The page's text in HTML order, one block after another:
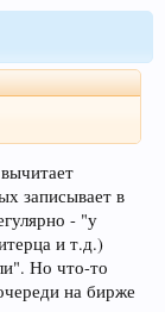
записывает в
- "у
и т.д.)
Но что-то
на бирже